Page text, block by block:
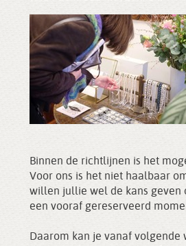
Binnen de richtlijnen is het
Voor ons is het niet haalbaar
willen jullie wel de kans geven
een vooraf gereserveerd
Daarom kan je vanaf